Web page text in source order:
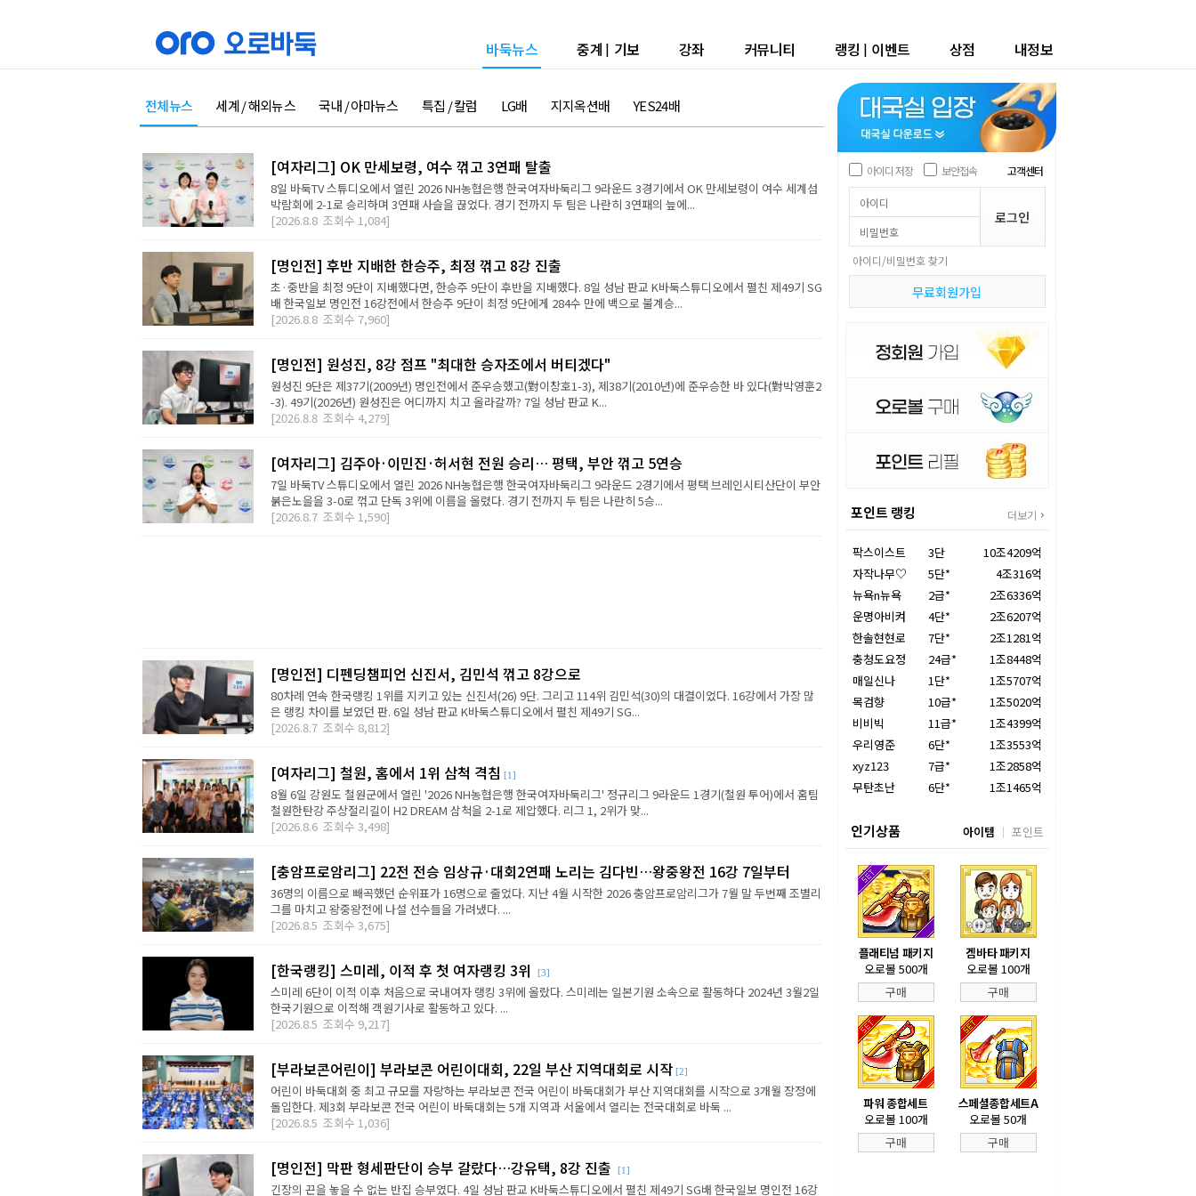
바둑뉴스 중계 | 기보 강좌 커뮤니티 랭킹 | 이벤트 상점 내정보
전체뉴스 세계 / 해외뉴스 국내 / 아마뉴스 특집 / 칼럼 LG배 지지옥션배 YES24배
[여자리그] OK 만세보령, 여수 꺾고 3연패 탈출
8일 바둑TV 스튜디오에서 열린 2026 NH농협은행 한국여자바둑리그 9라운드 3경기에서 OK 만세보령이 여수 세계섬
박람회에 2-1로 승리하며 3연패 사슬을 끊었다. 경기 전까지 두 팀은 나란히 3연패의 늪에...
[2026.8.8 조회수 1,084]
[명인전] 후반 지배한 한승주, 최정 꺾고 8강 진출
초·중반을 최정 9단이 지배했다면, 한승주 9단이 후반을 지배했다. 8일 성남 판교 K바둑스튜디오에서 펼친 제49기 SG
배 한국일보 명인전 16강전에서 한승주 9단이 최정 9단에게 284수 만에 백으로 불계승...
[2026.8.8 조회수 7,960]
[명인전] 원성진, 8강 점프 "최대한 승자조에서 버티겠다"
원성진 9단은 제37기(2009년) 명인전에서 준우승했고(對이창호1-3), 제38기(2010년)에 준우승한 바 있다(對박영훈2
-3). 49기(2026년) 원성진은 어디까지 치고 올라갈까? 7일 성남 판교 K...
[2026.8.8 조회수 4,279]
[여자리그] 김주아·이민진·허서현 전원 승리… 평택, 부안 꺾고 5연승
7일 바둑TV 스튜디오에서 열린 2026 NH농협은행 한국여자바둑리그 9라운드 2경기에서 평택 브레인시티산단이 부안
붉은노을을 3-0로 꺾고 단독 3위에 이름을 올렸다. 경기 전까지 두 팀은 나란히 5승...
[2026.8.7 조회수 1,590]
[명인전] 디펜딩챔피언 신진서, 김민석 꺾고 8강으로
80차례 연속 한국랭킹 1위를 지키고 있는 신진서(26) 9단. 그리고 114위 김민석(30)의 대결이었다. 16강에서 가장 많
은 랭킹 차이를 보였던 판. 6일 성남 판교 K바둑스튜디오에서 펼친 제49기 SG...
[2026.8.7 조회수 8,812]
[여자리그] 철원, 홈에서 1위 삼척 격침 [1]
8월 6일 강원도 철원군에서 열린 '2026 NH농협은행 한국여자바둑리그' 정규리그 9라운드 1경기(철원 투어)에서 홈팀
철원한탄강 주상절리길이 H2 DREAM 삼척을 2-1로 제압했다. 리그 1, 2위가 맞...
[2026.8.6 조회수 3,498]
[충암프로암리그] 22전 전승 임상규·대회2연패 노리는 김다빈…왕중왕전 16강 7일부터
36명의 이름으로 빼곡했던 순위표가 16명으로 줄었다. 지난 4월 시작한 2026 충암프로암리그가 7월 말 두번째 조별리
그를 마치고 왕중왕전에 나설 선수들을 가려냈다. ...
[2026.8.5 조회수 3,675]
[한국랭킹] 스미레, 이적 후 첫 여자랭킹 3위 [3]
스미레 6단이 이적 이후 처음으로 국내여자 랭킹 3위에 올랐다. 스미레는 일본기원 소속으로 활동하다 2024년 3월2일
한국기원으로 이적해 객원기사로 활동하고 있다. ...
[2026.8.5 조회수 9,217]
[부라보콘어린이] 부라보콘 어린이대회, 22일 부산 지역대회로 시작 [2]
어린이 바둑대회 중 최고 규모를 자랑하는 부라보콘 전국 어린이 바둑대회가 부산 지역대회를 시작으로 3개월 장정에
돌입한다. 제3회 부라보콘 전국 어린이 바둑대회는 5개 지역과 서울에서 열리는 전국대회로 바둑 ...
[2026.8.5 조회수 1,036]
[명인전] 막판 형세판단이 승부 갈랐다…강유택, 8강 진출 [1]
긴장의 끈을 놓을 수 없는 반집 승부였다. 4일 성남 판교 K바둑스튜디오에서 펼친 제49기 SG배 한국일보 명인전 16강
아이디 저장 보안접속 고객센터
아이디/비밀번호 찾기
무료회원가입
포인트 랭킹 더보기
팍스이스트 3단
10조4209억
자작나무♡
5단*
4조316억
뉴욕n뉴욕
2급*
2조6336억
운명아비켜
4단*
2조6207억
한솔현현로
7단*
2조1281억
충청도요정
24급*
1조8448억
매일신나
1단*
1조5707억
목검향
10급*
1조5020억
비비빅
11급*
1조4399억
우리영준
6단*
1조3553억
xyz123
7급*
1조2858억
무탄초난
6단* 1조1465억
인기상품 아이템 포인트
플래티넘 패키지
오로볼 500개
구매
겜바타 패키지
오로볼 100개
구매
파워 종합세트
오로볼 100개
구매
스페셜종합세트A
오로볼 50개
구매